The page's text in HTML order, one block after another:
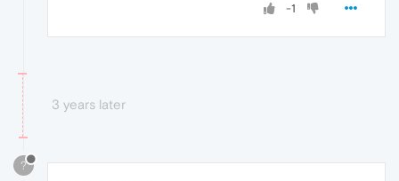
-1
3 years later
?